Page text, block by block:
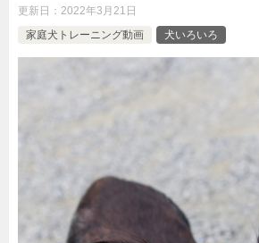
更新日： 2022年3月21日
家庭犬トレーニング動画
犬いろいろ